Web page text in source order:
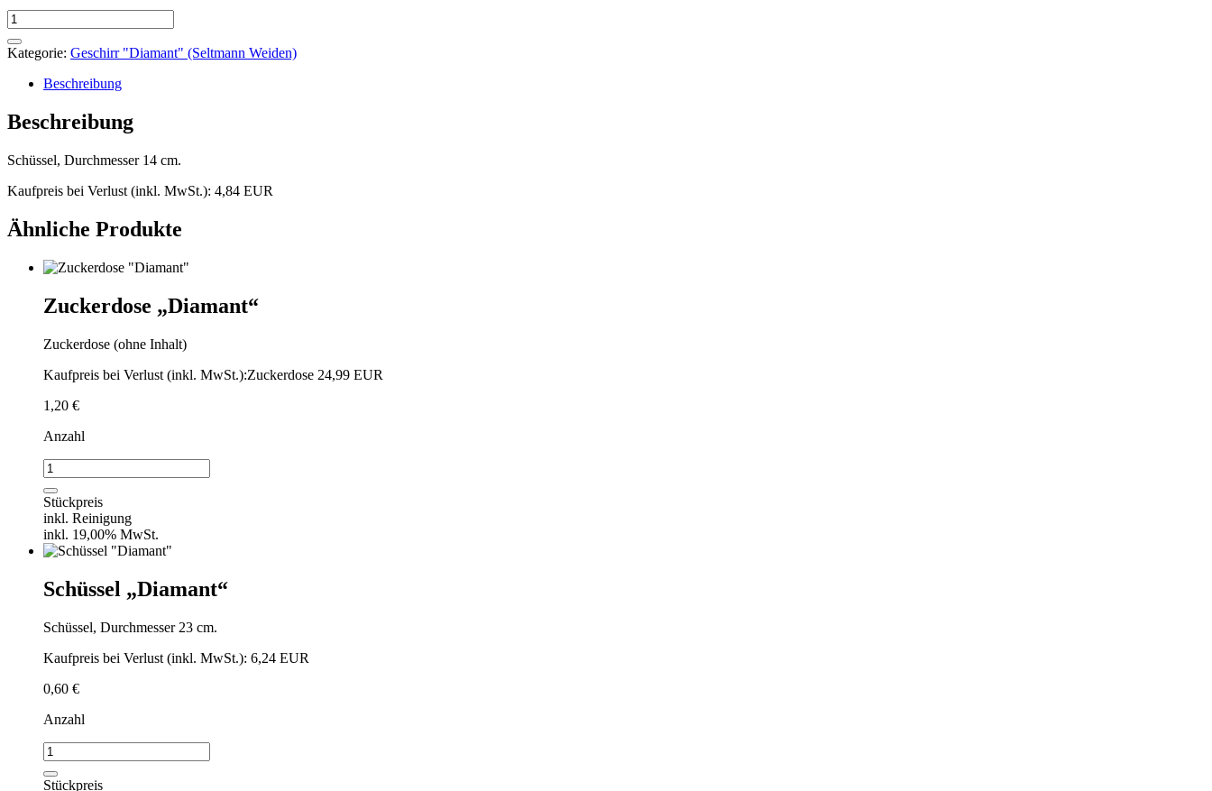
Schüssel
kl.
Dessert
"Diamant"
Menge
Kategorie: Geschirr "Diamant" (Seltmann Weiden)
Beschreibung
Beschreibung
Schüssel, Durchmesser 14 cm.
Kaufpreis bei Verlust (inkl. MwSt.): 4,84 EUR
Ähnliche Produkte
Zuckerdose „Diamant“
Zuckerdose (ohne Inhalt)
Kaufpreis bei Verlust (inkl. MwSt.):Zuckerdose 24,99 EUR
1,20 €
Anzahl
Zuckerdose
"Diamant"
Menge
Stückpreis
inkl. Reinigung
inkl. 19,00% MwSt.
Schüssel „Diamant“
Schüssel, Durchmesser 23 cm.
Kaufpreis bei Verlust (inkl. MwSt.): 6,24 EUR
0,60 €
Anzahl
Schüssel
"Diamant"
Menge
Stückpreis